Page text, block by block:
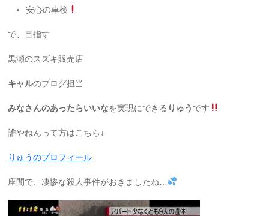
安心の車検
で、目指す
黒瀬のスズキ販売店
キャルのブログ担当
みなさんのあったらいいなを実現にできる りゅう です
誰やねんって方はこちら↓
りゅうのプロフィール
座間で、凄惨な殺人事件がおきましたね…